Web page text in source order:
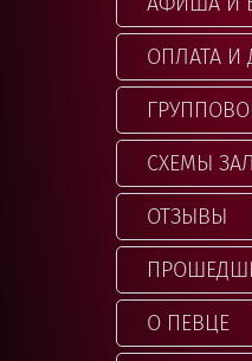
ОПЛАТА И
СХЕМЫ
ОТЗЫВЫ
О ПЕВЦЕ